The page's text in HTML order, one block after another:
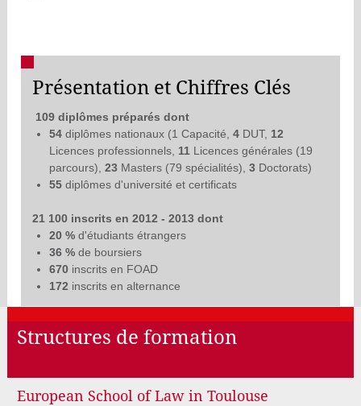
Présentation et Chiffres Clés
109 diplômes préparés dont
54 diplômes nationaux (1 Capacité,4 DUT, 12
Licences professionnels, 11 Licences générales (19
parcours),23 Masters (79 spécialités),3 Doctorats)
55 diplômes d'université et certificats
21 100 inscrits en 2012 - 2013 dont
20 % d'étudiants étrangers
36 % de boursiers
670 inscrits en FOAD
172 inscrits en alternance
Structures de formation
European School of Law in Toulouse